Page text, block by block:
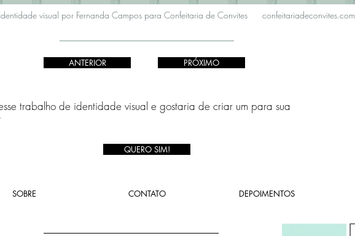
visual por Fernanda Campos para Confeitaria de Convites confeitariadeconvites.com
ANTERIOR PRÓXIMO
trabalho de identidade visual e gostaria de criar um para sua
QUERO SIM!
SOBRE CONTATO DEPOIMENTOS